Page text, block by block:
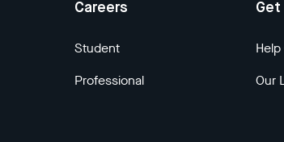
Careers
Student
Professional
Our